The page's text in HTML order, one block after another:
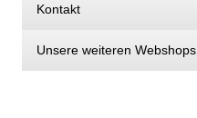
Kontakt
Unsere weiteren Webshops